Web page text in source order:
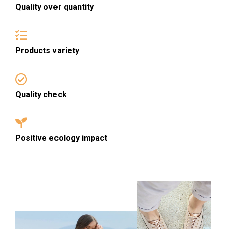
Quality over quantity
Products variety
Quality check
Positive ecology impact